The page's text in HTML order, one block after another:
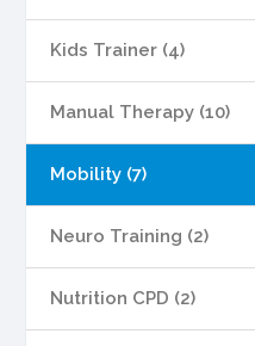
Kids Trainer (4)
Manual Therapy (10)
Mobility (7)
Neuro Training (2)
Nutrition CPD (2)